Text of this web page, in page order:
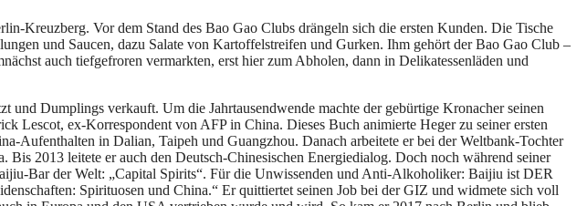
Kreuzberg. Vor dem Stand des Bao Gao Clubs drängeln sich die ersten Kunden. Die Tische
und Saucen, dazu Salate von Kartoffelstreifen und Gurken. Ihm gehört der Bao Gao Club –
auch tiefgefroren vermarkten, erst hier zum Abholen, dann in Delikatessenläden und
und Dumplings verkauft. Um die Jahrtausendwende machte der gebürtige Kronacher seinen
Lescot, ex-Korrespondent von AFP in China. Dieses Buch animierte Heger zu seiner ersten
Aufenthalten in Dalian, Taipeh und Guangzhou. Danach arbeitete er bei der Weltbank-Tochter
2013 leitete er auch den Deutsch-Chinesischen Energiedialog. Doch noch während seiner
Bar der Welt: „Capital Spirits“. Für die Unwissenden und Anti-Alkoholiker: Baijiu ist DER
Spirituosen und China.“ Er quittiertet seinen Job bei der GIZ und widmete sich voll